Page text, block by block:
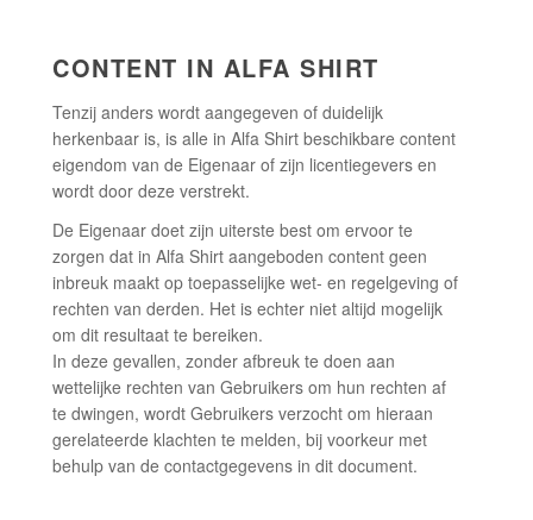
CONTENT IN ALFA SHIRT
Tenzij anders wordt aangegeven of duidelijk
herkenbaar is, is alle in Alfa Shirt beschikbare content
eigendom van de Eigenaar of zijn licentiegevers en
wordt door deze verstrekt.
De Eigenaar doet zijn uiterste best om ervoor te
zorgen dat in Alfa Shirt aangeboden content geen
inbreuk maakt op toepasselijke wet- en regelgeving of
rechten van derden. Het is echter niet altijd mogelijk
om dit resultaat te bereiken.
In deze gevallen, zonder afbreuk te doen aan
wettelijke rechten van Gebruikers om hun rechten af
te dwingen, wordt Gebruikers verzocht om hieraan
gerelateerde klachten te melden, bij voorkeur met
behulp van de contactgegevens in dit document.